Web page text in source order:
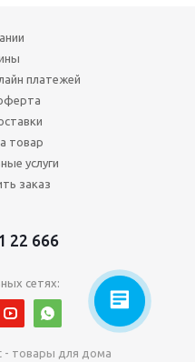
платежей
товар
услуги
заказ
22 666
сетях:
- товары для дома